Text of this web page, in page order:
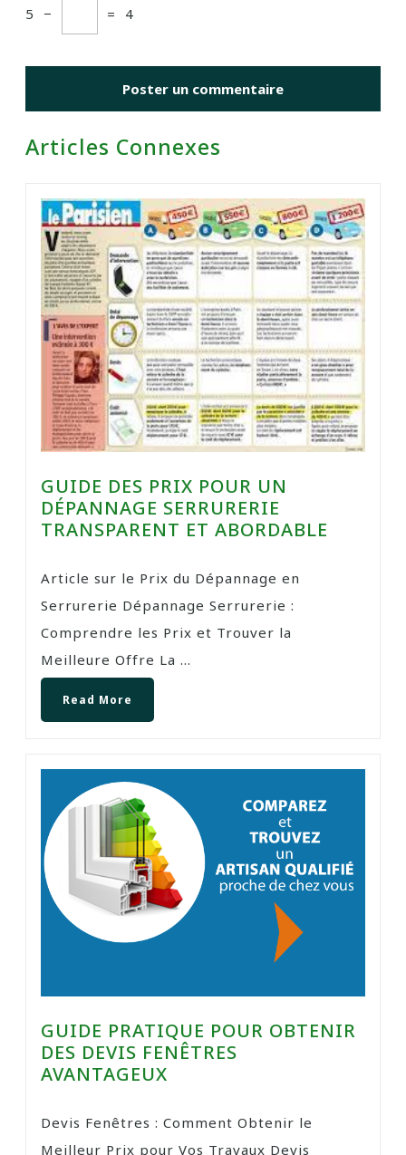
5 − = 4
Articles Connexes
GUIDE DES PRIX POUR UN
DÉPANNAGE SERRURERIE
TRANSPARENT ET ABORDABLE
Article sur le Prix du Dépannage en
Serrurerie Dépannage Serrurerie :
Comprendre les Prix et Trouver la
Meilleure Offre La ...
Read More
GUIDE PRATIQUE POUR OBTENIR
DES DEVIS FENÊTRES
AVANTAGEUX
Devis Fenêtres : Comment Obtenir le
Meilleur Prix pour Vos Travaux Devis